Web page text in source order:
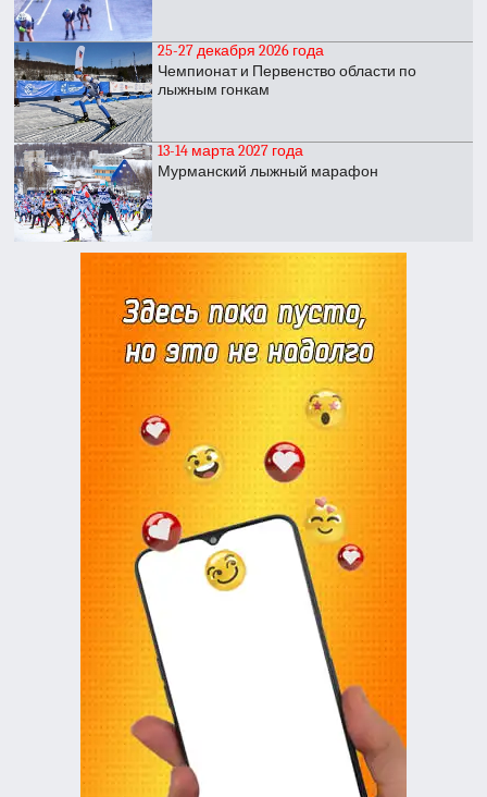
25-27 декабря 2026 года
Чемпионат и Первенство области по
лыжным гонкам
13-14 марта 2027 года
Мурманский лыжный марафон